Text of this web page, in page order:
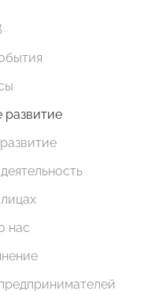
развитие
нас